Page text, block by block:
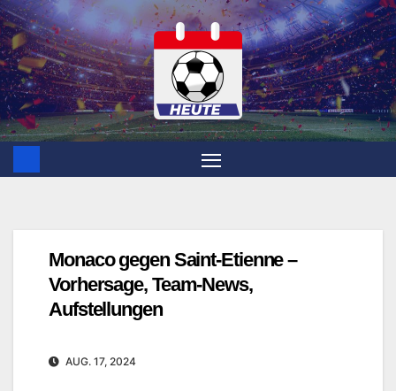
Zum
Inhalt
springen
Monaco gegen Saint-Etienne –
Vorhersage, Team-News,
Aufstellungen
AUG. 17, 2024